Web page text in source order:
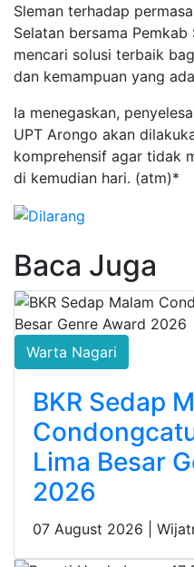
Sleman terhadap
Selatan bersama
mencari solusi terbaik
dan kemampuan yang
Ia menegaskan,
UPT Arongo akan
komprehensif agar tidak
di kemudian hari. (atm)*
Baca Juga
Warta Nagari
BKR Sedap
Lima Besar
2026
07 August 2026 |